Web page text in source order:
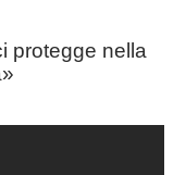
protegge nella